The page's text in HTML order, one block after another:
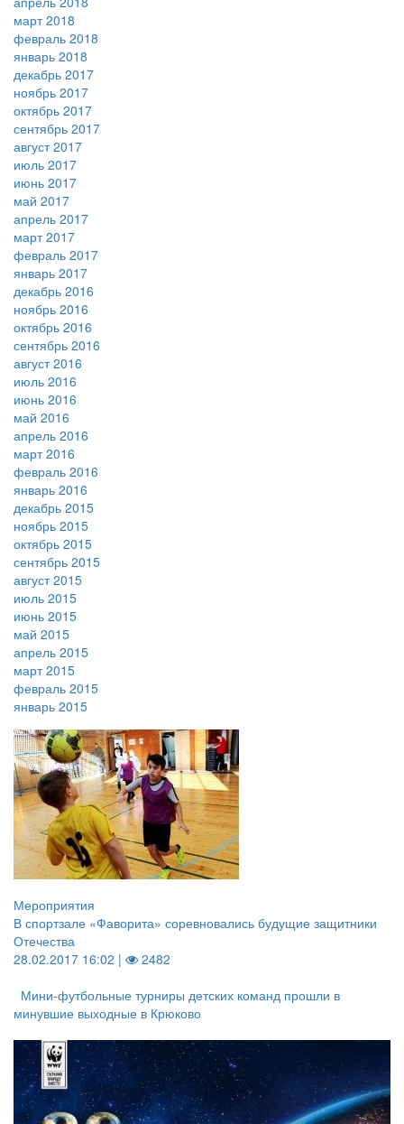
март 2018
февраль 2018
январь 2018
декабрь 2017
ноябрь 2017
октябрь 2017
сентябрь 2017
август 2017
июль 2017
июнь 2017
май 2017
апрель 2017
март 2017
февраль 2017
январь 2017
декабрь 2016
ноябрь 2016
октябрь 2016
сентябрь 2016
август 2016
июль 2016
июнь 2016
май 2016
апрель 2016
март 2016
февраль 2016
январь 2016
декабрь 2015
ноябрь 2015
октябрь 2015
сентябрь 2015
август 2015
июль 2015
июнь 2015
май 2015
апрель 2015
март 2015
февраль 2015
январь 2015
Мероприятия
В спортзале «Фаворита» соревновались будущие защитники
Отечества
28.02.2017 16:02 |
2482
Мини-футбольные турниры детских команд прошли в
минувшие выходные в Крюково